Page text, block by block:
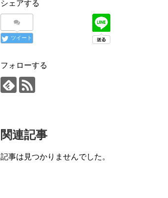
シェアする
ツイート
フォローする
関連記事
記事は見つかりませんでした。